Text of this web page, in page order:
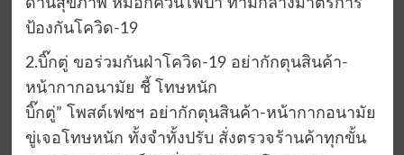
ด้านสุขภาพ หมอกควันไฟป่า ท่ามกลางมาตรการ
ป้องกันโควิด-19
2.บิ๊กตู่ ขอร่วมกันฝ่าโควิด-19 อย่ากักตุนสินค้า-
หน้ากากอนามัย ชี้ โทษหนัก
บิ๊กตู่” โพสต์เฟซฯ อย่ากักตุนสินค้า-หน้ากากอนามัย
ขู่เจอโทษหนัก ทั้งจำทั้งปรับ สั่งตรวจร้านค้าทุกขั้น